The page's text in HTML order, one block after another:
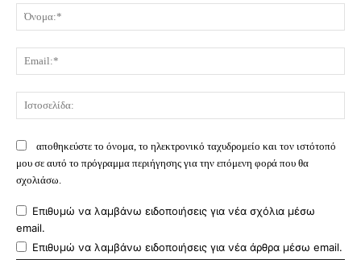
αποθηκεύστε το όνομα, το ηλεκτρονικό ταχυδρομείο και τον ιστότοπό
μου σε αυτό το πρόγραμμα περιήγησης για την επόμενη φορά που θα
σχολιάσω.
Επιθυμώ να λαμβάνω ειδοποιήσεις για νέα σχόλια μέσω
email.
Επιθυμώ να λαμβάνω ειδοποιήσεις για νέα άρθρα μέσω email.